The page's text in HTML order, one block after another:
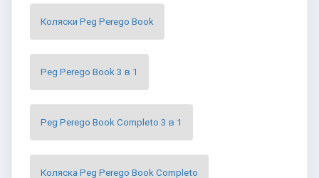
Коляски Peg Perego Book
Peg Perego Book 3 в 1
Peg Perego Book Completo 3 в 1
Коляска Peg Perego Book Completo